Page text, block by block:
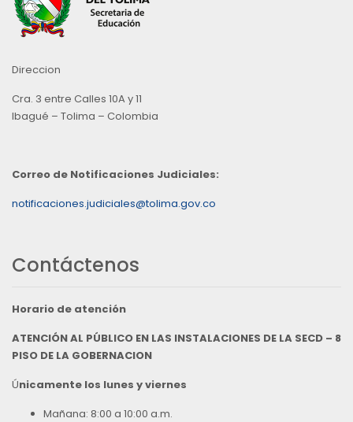
Direccion
Cra. 3 entre Calles 10A y 11
Ibagué – Tolima – Colombia
Correo de Notificaciones Judiciales:
notificaciones.judiciales@tolima.gov.co
Contáctenos
Horario de atención
ATENCIÓN AL PÚBLICO EN LAS INSTALACIONES DE LA SECD – 8
PISO DE LA GOBERNACION
Únicamente los lunes y viernes
Mañana: 8:00 a 10:00 a.m.